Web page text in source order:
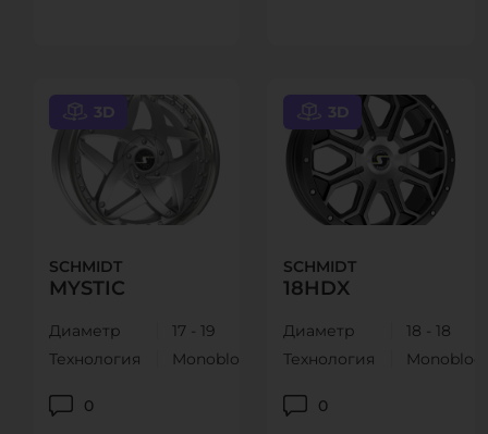
3D
SCHMIDT
MYSTIC
Диаметр
17 - 19
Технология
Monoblock
0
3D
SCHMIDT
18HDX
Диаметр
18 - 18
Технология
0